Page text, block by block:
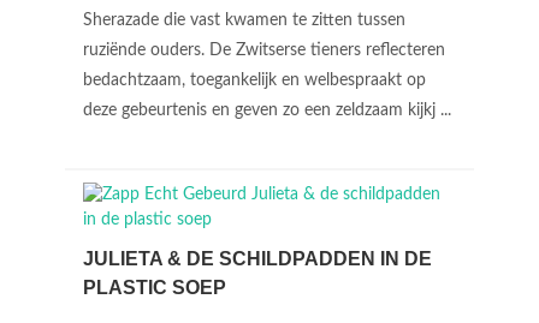
Sherazade die vast kwamen te zitten tussen
ruziënde ouders. De Zwitserse tieners reflecteren
bedachtzaam, toegankelijk en welbespraakt op
deze gebeurtenis en geven zo een zeldzaam kijkj ...
JULIETA & DE SCHILDPADDEN IN DE
PLASTIC SOEP